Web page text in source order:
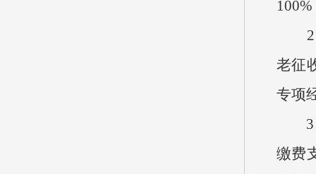
2、
老征
专项
3、
缴费